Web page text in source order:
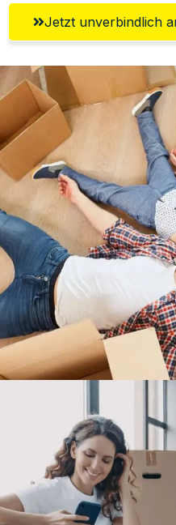
Jetzt unverbindlich